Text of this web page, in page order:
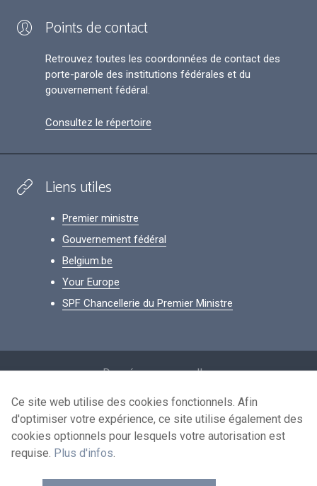
Points de contact
Retrouvez toutes les coordonnées de contact des
porte-parole des institutions fédérales et du
gouvernement fédéral.
Consultez le répertoire
Liens utiles
Premier ministre
Gouvernement fédéral
Belgium.be
Your Europe
SPF Chancellerie du Premier Ministre
Données personnelles
Conditions de réutilisation
Contactez-nous
Ce site web utilise des cookies fonctionnels. Afin
d'optimiser votre expérience, ce site utilise également des
cookies optionnels pour lesquels votre autorisation est
requise. Plus d'infos.